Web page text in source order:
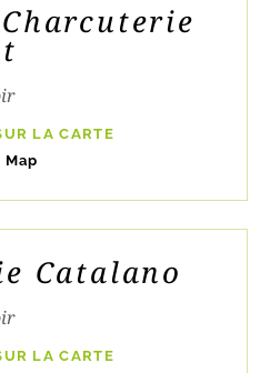
LA CARTE
Catalano
LA CARTE